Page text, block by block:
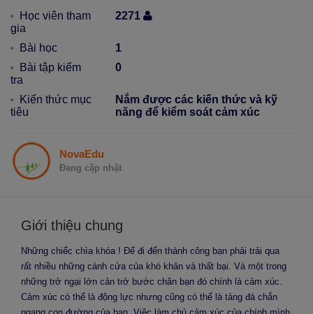
Học viên tham
gia
2271
Bài học
1
Bài tập kiểm
tra
0
Kiến thức mục
tiêu
Nắm được các kiến thức và kỹ
năng để kiểm soát cảm xúc
NovaEdu
Đang cập nhật
Giới thiệu chung
Những chiếc chìa khóa ! Để đi đến thành công bạn phải trải qua
rất nhiều những cánh cửa của khó khăn và thất bại. Và một trong
những trở ngại lớn cản trở bước chân bạn đó chính là cảm xúc.
Cảm xúc có thể là động lực nhưng cũng có thể là tảng đá chắn
ngang con đường của bạn. Việc làm chủ cảm xúc của chính mình